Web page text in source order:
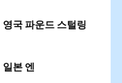
국 파운드 스털링
본 엔